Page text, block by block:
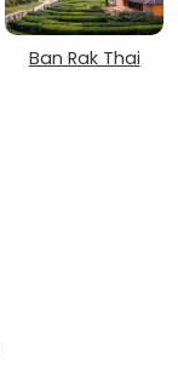
Ban Rak Thai